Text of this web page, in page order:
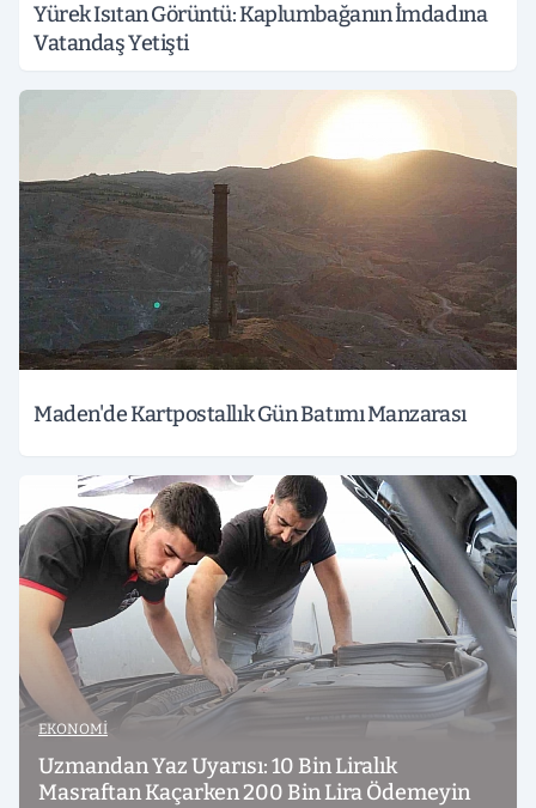
Yürek Isıtan Görüntü: Kaplumbağanın İmdadına
Vatandaş Yetişti
Maden'de Kartpostallık Gün Batımı Manzarası
EKONOMI
Uzmandan Yaz Uyarısı: 10 Bin Liralık
Masraftan Kaçarken 200 Bin Lira Ödemeyin